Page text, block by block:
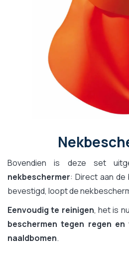
Bovendien is deze set
nekbeschermer: Direct aan de
bevestigd, loopt de
Eenvoudig te reinigen, het is
beschermen tegen regen en
naaldbomen.